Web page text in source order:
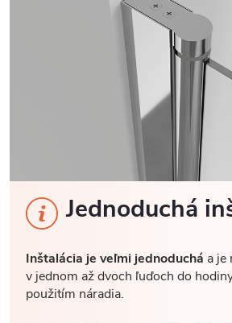
Jednoduchá
Inštalácia je veľmi jednoduchá a je
v jednom až dvoch ľuďoch do
použitím náradia.